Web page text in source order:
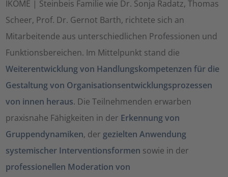
IKOME | Steinbeis Familie wie Dr. Sonja Radatz, Thomas
Scheer, Prof. Dr. Gernot Barth, richtete sich an
Mitarbeitende aus unterschiedlichen Professionen und
Funktionsbereichen. Im Mittelpunkt stand die
Weiterentwicklung von Handlungskompetenzen für die
Gestaltung von Organisationsentwicklungsprozessen
von innen heraus. Die Teilnehmenden erwarben
praxisnahe Fähigkeiten in der Erkennung von
Gruppendynamiken, der gezielten Anwendung
systemischer Interventionsformen sowie in der
professionellen Moderation von